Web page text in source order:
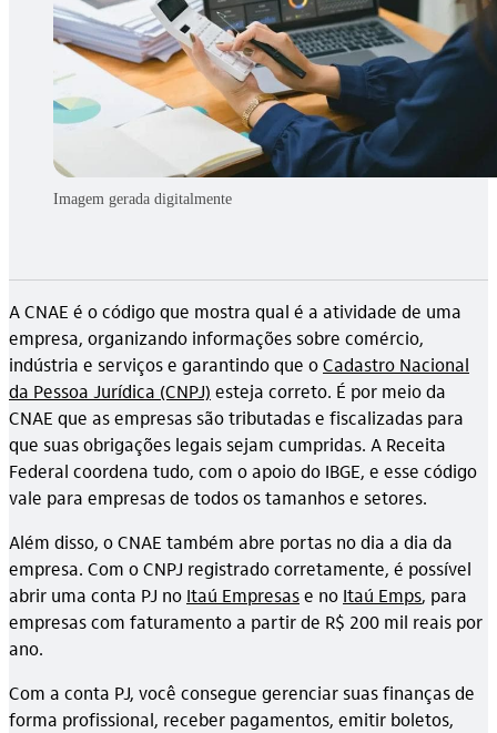
Imagem gerada digitalmente
A CNAE é o código que mostra qual é a atividade de uma
empresa, organizando informações sobre comércio,
indústria e serviços e garantindo que oCadastro Nacional
da Pessoa Jurídica (CNPJ) esteja correto. É por meio da
CNAE que as empresas são tributadas e fiscalizadas para
que suas obrigações legais sejam cumpridas. A Receita
Federal coordena tudo, com o apoio do IBGE, e esse código
vale para empresas de todos os tamanhos e setores.
Além disso, o CNAE também abre portas no dia a dia da
empresa. Com o CNPJ registrado corretamente, é possível
abrir uma conta PJ no Itaú Empresase no Itaú Emps, para
empresas com faturamento a partir de R$ 200 mil reais por
ano.
Com a conta PJ, você consegue gerenciar suas finanças de
forma profissional, receber pagamentos, emitir boletos,